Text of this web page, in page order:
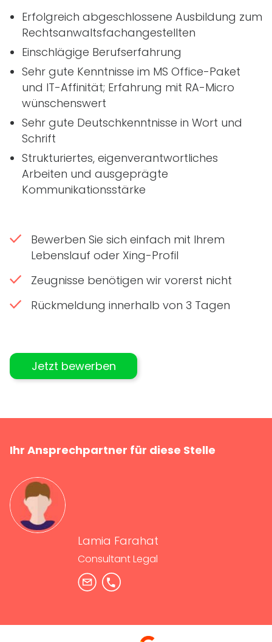
Erfolgreich abgeschlossene Ausbildung zum
Rechtsanwaltsfachangestellten
Einschlägige Berufserfahrung
Sehr gute Kenntnisse im MS Office-Paket
und IT-Affinität; Erfahrung mit RA-Micro
wünschenswert
Sehr gute Deutschkenntnisse in Wort und
Schrift
Strukturiertes, eigenverantwortliches
Arbeiten und ausgeprägte
Kommunikationsstärke
Bewerben Sie sich einfach mit Ihrem
Lebenslauf oder Xing-Profil
Zeugnisse benötigen wir vorerst nicht
Rückmeldung innerhalb von 3 Tagen
Jetzt bewerben
Ihr Ansprechpartner für diese Stelle
Lamia Farahat
Consultant Legal